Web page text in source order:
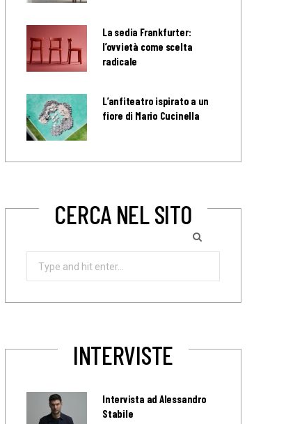
La sedia Frankfurter:
l’ovvietà come scelta
radicale
L’anfiteatro ispirato a un
fiore di Mario Cucinella
CERCA NEL SITO
INTERVISTE
Intervista ad Alessandro
Stabile